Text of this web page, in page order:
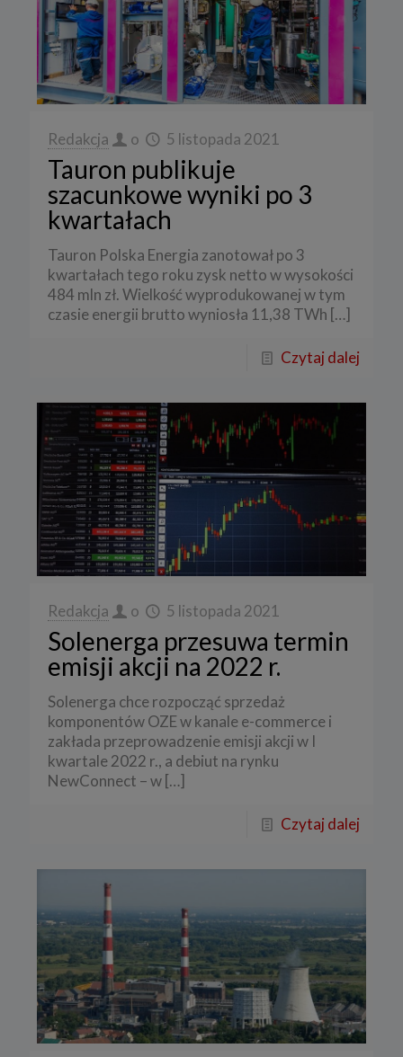
Redakcja o 5 listopada 2021
Tauron publikuje
szacunkowe wyniki po 3
kwartałach
Tauron Polska Energia zanotował po 3
kwartałach tego roku zysk netto w wysokości
484 mln zł. Wielkość wyprodukowanej w tym
czasie energii brutto wyniosła 11,38 TWh […]
Czytaj dalej
Redakcja o 5 listopada 2021
Solenerga przesuwa termin
emisji akcji na 2022 r.
Solenerga chce rozpocząć sprzedaż
komponentów OZE w kanale e-commerce i
zakłada przeprowadzenie emisji akcji w I
kwartale 2022 r., a debiut na rynku
NewConnect – w […]
Czytaj dalej